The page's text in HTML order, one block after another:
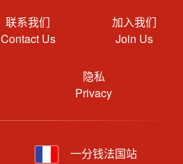
联系我们
Contact Us
加入我们
Join Us
隐私
Privacy
一分钱法国站